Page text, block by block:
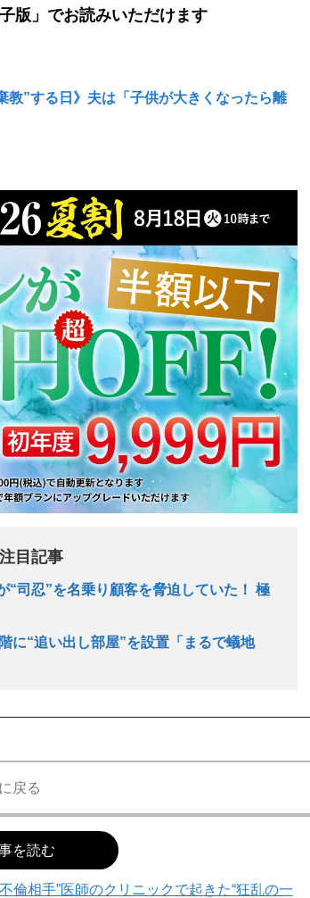
版」でお読みいただけます
教”する日》夫は「子供が大きくなったら離
目記事
“司忍”を名乗り顧客を脅迫していた！ 極
に“追い出し部屋”を設置「まるで蟻地
戻る
を読む
倫相手”医師のクリニックで起きた“狂乱の一